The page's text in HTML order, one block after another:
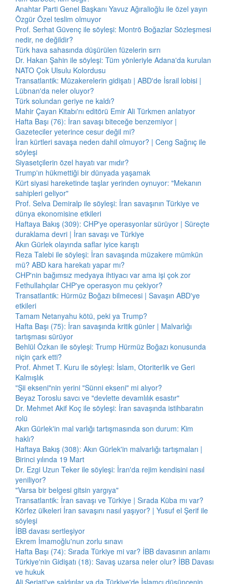
Anahtar Parti Genel Başkanı Yavuz Ağıralioğlu ile özel yayın
Özgür Özel teslim olmuyor
Prof. Serhat Güvenç ile söyleşi: Montrö Boğazlar Sözleşmesi
nedir, ne değildir?
Türk hava sahasında düşürülen füzelerin sırrı
Dr. Hakan Şahin ile söyleşi: Tüm yönleriyle Adana'da kurulan
NATO Çok Ulsulu Kolordusu
Transatlantik: Müzakerelerin gidişatı | ABD'de İsrail lobisi |
Lübnan'da neler oluyor?
Türk solundan geriye ne kaldı?
Mahir Çayan Kitabı'nı editörü Emir Ali Türkmen anlatıyor
Hafta Başı (76): İran savaşı biteceğe benzemiyor |
Gazeteciler yeterince cesur değil mi?
İran kürtleri savaşa neden dahil olmuyor? | Ceng Sağnıç ile
söyleşi
Siyasetçilerin özel hayatı var mıdır?
Trump'ın hükmettiği bir dünyada yaşamak
Kürt siyasi hareketinde taşlar yerinden oynuyor: "Mekanın
sahipleri geliyor"
Prof. Selva Demiralp ile söyleşi: İran savaşının Türkiye ve
dünya ekonomisine etkileri
Haftaya Bakış (309): CHP'ye operasyonlar sürüyor | Süreçte
duraklama devri | İran savaşı ve Türkiye
Akın Gürlek olayında saflar iyice karıştı
Reza Talebi ile söyleşi: İran savaşında müzakere mümkün
mü? ABD kara harekatı yapar mı?
CHP'nin bağımsız medyaya ihtiyacı var ama işi çok zor
Fethullahçılar CHP'ye operasyon mu çekiyor?
Transatlantik: Hürmüz Boğazı bilmecesi | Savaşın ABD'ye
etkileri
Tamam Netanyahu kötü, peki ya Trump?
Hafta Başı (75): İran savaşında kritik günler | Malvarlığı
tartışması sürüyor
Behlül Özkan ile söyleşi: Trump Hürmüz Boğazı konusunda
niçin çark etti?
Prof. Ahmet T. Kuru ile söyleşi: İslam, Otoriterlik ve Geri
Kalmışlık
"Şii ekseni"nin yerini "Sünni ekseni" mi alıyor?
Beyaz Toroslu savcı ve "devlette devamlılık esastır"
Dr. Mehmet Akif Koç ile söyleşi: İran savaşında istihbaratın
rolü
Akın Gürlek'in mal varlığı tartışmasında son durum: Kim
haklı?
Haftaya Bakış (308): Akın Gürlek'in malvarlığı tartışmaları |
Birinci yılında 19 Mart
Dr. Ezgi Uzun Teker ile söyleşi: İran'da rejim kendisini nasıl
yeniliyor?
"Varsa bir belgesi gitsin yargıya"
Transatlantik: İran savaşı ve Türkiye | Sırada Küba mı var?
Körfez ülkeleri İran savaşını nasıl yaşıyor? | Yusuf el Şerif ile
söyleşi
İBB davası sertleşiyor
Ekrem İmamoğlu'nun zorlu sınavı
Hafta Başı (74): Sırada Türkiye mi var? İBB davasının anlamı
Türkiye'nin Gidişatı (18): Savaş uzarsa neler olur? İBB Davası
ve hukuk
Ali Şeriati'ye saldırılar ya da Türkiye'de İslamcı düşüncenin